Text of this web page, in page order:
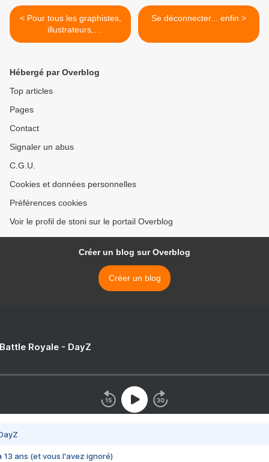
< Pour tous les graphistes,
illustrateurs,
infographistes... qui me
Se déconnecter... enfin >
Hébergé par Overblog
Top articles
Pages
Contact
Signaler un abus
C.G.U.
Cookies et données personnelles
Préférences cookies
Voir le profil de stoni sur le portail Overblog
Créer un blog sur Overblog
Créer un blog
Royale - DayZ
13 ans (et vous l'avez ignoré)